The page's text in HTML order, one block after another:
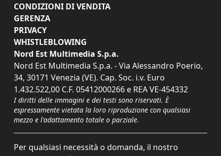
CONDIZIONI DI VENDITA
GERENZA
PRIVACY
WHISTLEBLOWING
Nord Est Multimedia S.p.a.
Nord Est Multimedia S.p.a. - Via Alessandro Poerio,
34, 30171 Venezia (VE). Cap. Soc. i.v. Euro
1.432.522,00 C.F. 05412000266 e REA VE-454332
I diritti delle immagini e dei testi sono riservati. È
espressamente vietata la loro riproduzione con qualsiasi
mezzo e l'adattamento totale o parziale.
Per qualsiasi necessità o domanda, il nostro